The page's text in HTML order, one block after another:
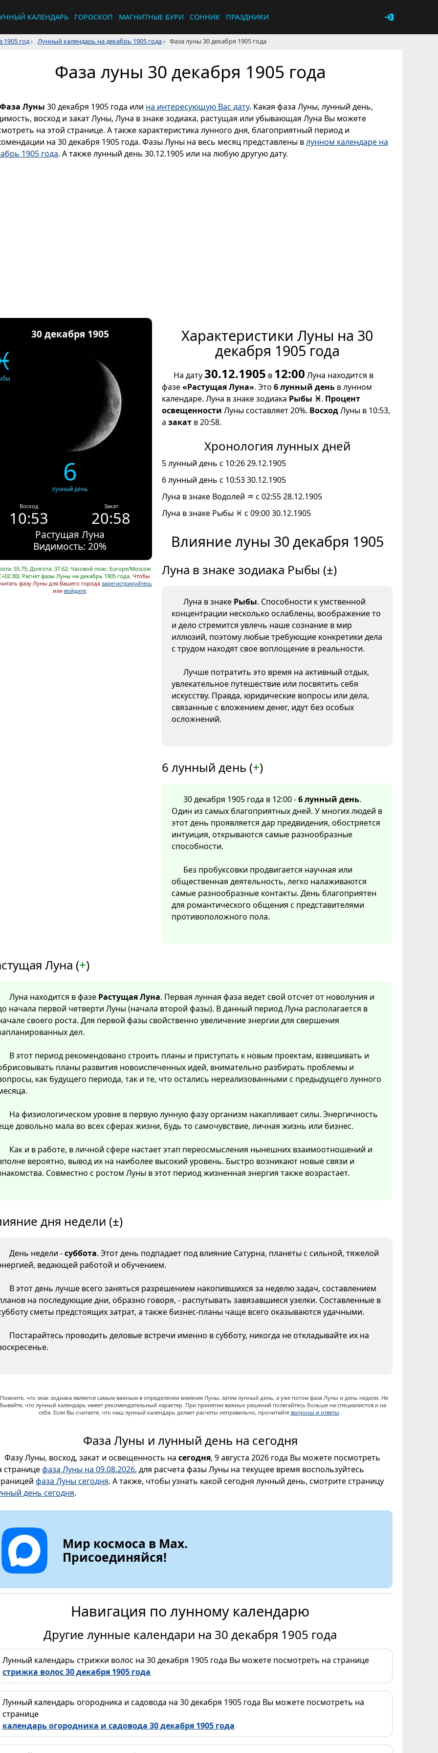
КАЛЕНДАРЬ ГОРОСКОП МАГНИТНЫЕ БУРИ СОННИК ПРАЗДНИКИ
1905 год› Лунный календарь на декабрь 1905 года› Фаза луны 30 декабря 1905 года
Фаза луны 30 декабря 1905 года
Фаза Луны 30 декабря 1905 года или на интересующую Вас дату. Какая фаза Луны, лунный день,
восход и закат Луны, Луна в знаке зодиака, растущая или убывающая Луна Вы можете
на этой странице. А также характеристика лунного дня, благоприятный период и
на 30 декабря 1905 года. Фазы Луны на весь месяц представлены влунном календаре на
1905 года. А также лунный день 30.12.1905 или на любую другую дату.
30 декабря 1905
6
лунный день
Восход
10:53
Закат
20:58
Растущая Луна
Видимость: 20%
55.75; Долгота: 37.62; Часовой пояс: Europe/Moscow
Расчет фазы Луны на декабрь 1905 года. Чтобы
фазу Луны для Вашего города зарегистрируйтесь
или войдите.
Характеристики Луны на 30
декабря 1905 года
На дату30.12.1905 в 12:00 Луна находится в
фазе«Растущая Луна». Это 6 лунный день в лунном
календаре. Луна в знаке зодиака Рыбы ♓. Процент
освещенности Луны составляет 20%. ВосходЛуны в 10:53,
а закат в 20:58.
Хронология лунных дней
5 лунный день с 10:26 29.12.1905
6 лунный день с 10:53 30.12.1905
Луна в знаке Водолей ♒ с 02:55 28.12.1905
Луна в знаке Рыбы ♓ с 09:00 30.12.1905
Влияние луны 30 декабря 1905
Луна в знаке зодиака Рыбы (±)
Луна в знаке Рыбы. Способности к умственной
концентрации несколько ослаблены, воображение то
и дело стремится увлечь наше сознание в мир
иллюзий, поэтому любые требующие конкретики дела
с трудом находят свое воплощение в реальности.
Лучше потратить это время на активный отдых,
увлекательное путешествие или посвятить себя
искусству. Правда, юридические вопросы или дела,
связанные с вложением денег, идут без особых
осложнений.
6 лунный день (+)
30 декабря 1905 года в 12:00 -6 лунный день.
Один из самых благоприятных дней. У многих людей в
этот день проявляется дар предвидения, обостряется
интуиция, открываются самые разнообразные
способности.
Без пробуксовки продвигается научная или
общественная деятельность, легко налаживаются
самые разнообразные контакты. День благоприятен
для романтического общения с представителями
противоположного пола.
Луна (+)
Луна находится в фазе Растущая Луна. Первая лунная фаза ведет свой отсчет от новолуния и
начала первой четверти Луны (начала второй фазы). В данный период Луна располагается в
своего роста. Для первой фазы свойственно увеличение энергии для свершения
дел.
В этот период рекомендовано строить планы и приступать к новым проектам, взвешивать и
планы развития новоиспеченных идей, внимательно разбирать проблемы и
как будущего периода, так и те, что остались нереализованными с предыдущего лунного
На физиологическом уровне в первую лунную фазу организм накапливает силы. Энергичность
довольно мала во всех сферах жизни, будь то самочувствие, личная жизнь или бизнес.
Как и в работе, в личной сфере настает этап переосмысления нынешних взаимоотношений и
вероятно, вывод их на наиболее высокий уровень. Быстро возникают новые связи и
Совместно с ростом Луны в этот период жизненная энергия также возрастает.
дня недели (±)
День недели -суббота. Этот день подпадает под влияние Сатурна, планеты с сильной, тяжелой
ведающей работой и обучением.
В этот день лучше всего заняться разрешением накопившихся за неделю задач, составлением
на последующие дни, образно говоря, - распутывать завязавшиеся узелки. Составленные в
сметы предстоящих затрат, а также бизнес-планы чаще всего оказываются удачными.
Постарайтесь проводить деловые встречи именно в субботу, никогда не откладывайте их на
Помните, что знак зодиака является самым важным в определении влияния Луны, затем лунный день, а уже потом фаза Луны и день недели. Не
что лунный календарь имеет рекомендательный характер. При принятии важных решений полагайтесь больше на специалистов и на
себя. Если Вы считаете, что наш лунный календарь делает расчеты неправильно, прочитайте вопросы и ответы .
Фаза Луны и лунный день на сегодня
Фазу Луны, восход, закат и освещенность на сегодня, 9 августа 2026 года Вы можете посмотреть
страницефаза Луны на 09.08.2026, для расчета фазы Луны на текущее время воспользуйтесь
фаза Луны сегодня. А также, чтобы узнать какой сегодня лунный день, смотрите страницу
день сегодня.
Мир космоса в Max.
Присоединяйся!
Навигация по лунному календарю
Другие лунные календари на 30 декабря 1905 года
Лунный календарь стрижки волос на 30 декабря 1905 года Вы можете посмотреть на странице
стрижка волос 30 декабря 1905 года
Лунный календарь огородника и садовода на 30 декабря 1905 года Вы можете посмотреть на
странице
календарь огородника и садовода 30 декабря 1905 года